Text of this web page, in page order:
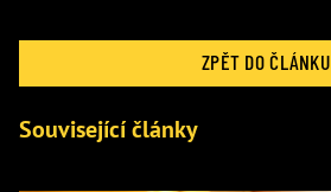
ZPĚT DO ČLÁNKU
Související články